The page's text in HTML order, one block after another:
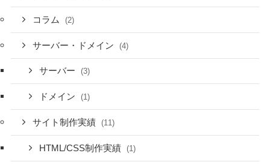
コラム (2)
サーバー・ドメイン (4)
サーバー (3)
ドメイン (1)
サイト制作実績 (11)
HTML/CSS制作実績 (1)